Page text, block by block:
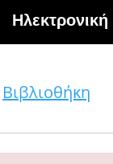
Βιβλιοθήκη